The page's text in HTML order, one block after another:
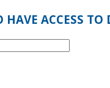
ACCESS TO